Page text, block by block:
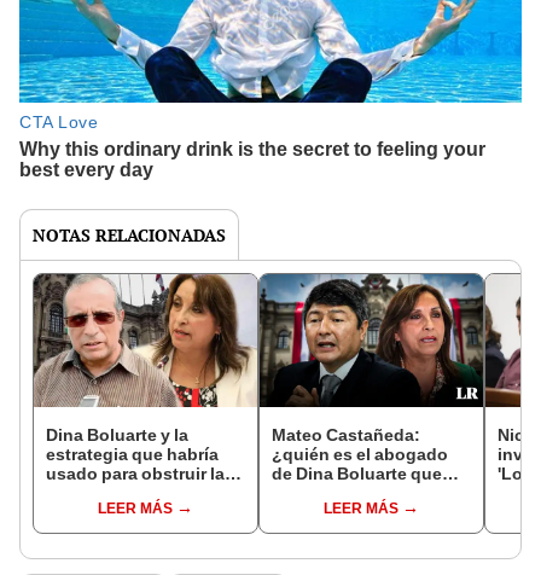
NOTAS RELACIONADAS
Dina Boluarte y la
estrategia que habría
usado para obstruir las
su hermano
LEER MÁS
Mateo Castañeda:
¿quién es el abogado
de Dina Boluarte que
Diviac?LEER MÁS
'Los